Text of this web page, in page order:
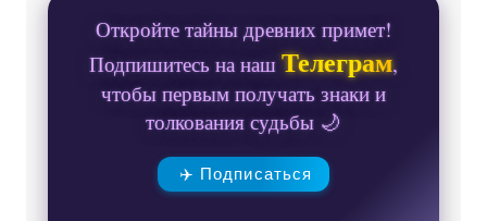
Откройте тайны древних примет!
Подпишитесь на нашТелеграм,
чтобы первым получать знаки и
толкования судьбы 🌙
✈️ Подписаться